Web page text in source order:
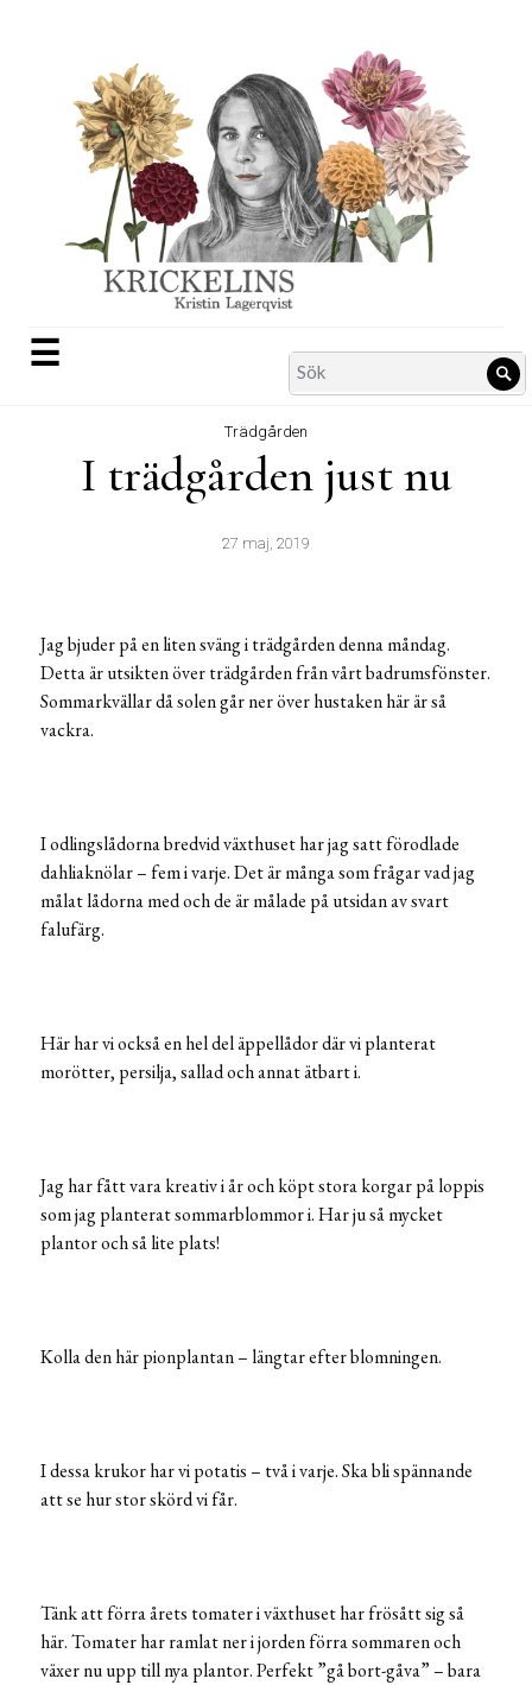
☰
Search
for:
Trädgården
I trädgården just nu
27 maj, 2019
Jag bjuder på en liten sväng i trädgården denna måndag.
Detta är utsikten över trädgården från vårt badrumsfönster.
Sommarkvällar då solen går ner över hustaken här är så
vackra.
I odlingslådorna bredvid växthuset har jag satt förodlade
dahliaknölar – fem i varje. Det är många som frågar vad jag
målat lådorna med och de är målade på utsidan av svart
falufärg.
Här har vi också en hel del äppellådor där vi planterat
morötter, persilja, sallad och annat ätbart i.
Jag har fått vara kreativ i år och köpt stora korgar på loppis
som jag planterat sommarblommor i. Har ju så mycket
plantor och så lite plats!
Kolla den här pionplantan – längtar efter blomningen.
I dessa krukor har vi potatis – två i varje. Ska bli spännande
att se hur stor skörd vi får.
Tänk att förra årets tomater i växthuset har frösått sig så
här. Tomater har ramlat ner i jorden förra sommaren och
växer nu upp till nya plantor. Perfekt ”gå bort-gåva” – bara